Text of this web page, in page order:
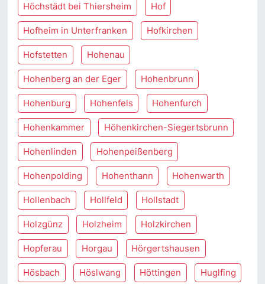
Höchstädt bei Thiersheim Hof
Hofheim in Unterfranken Hofkirchen
Hofstetten Hohenau
Hohenberg an der Eger Hohenbrunn
Hohenburg Hohenfels Hohenfurch
Hohenkammer Höhenkirchen-Siegertsbrunn
Hohenlinden Hohenpeißenberg
Hohenpolding Hohenthann Hohenwarth
Hollenbach Hollfeld Hollstadt
Holzgünz Holzheim Holzkirchen
Hopferau Horgau Hörgertshausen
Hösbach Höslwang Höttingen Huglfing